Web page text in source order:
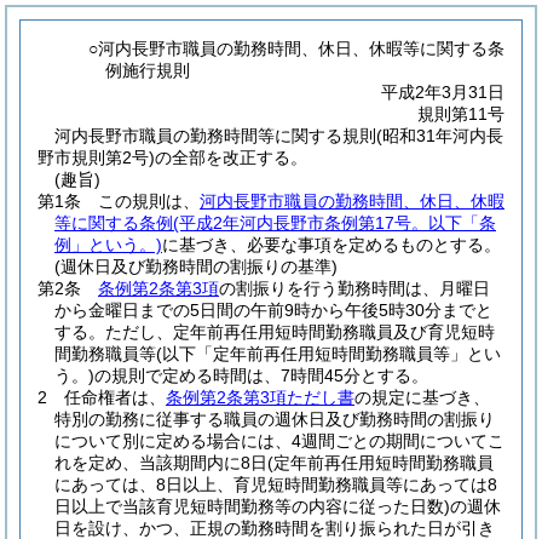
○河内長野市職員の勤務時間、休日、休暇等に関する条
例施行規則
平成2年3月31日
規則第11号
河内長野市職員の勤務時間等に関する規則(昭和31年河内長
野市規則第2号)の全部を改正する。
(趣旨)
第1条
この規則は、 河内長野市職員の勤務時間、休日、休暇
等に関する条例(平成2年河内長野市条例第17号。以下「条
例」という。)に基づき、必要な事項を定めるものとする。
(週休日及び勤務時間の割振りの基準)
第2条
条例第2条第3項の割振りを行う勤務時間は、月曜日
から金曜日までの5日間の午前9時から午後5時30分までと
する。 ただし、定年前再任用短時間勤務職員及び育児短時
間勤務職員等(以下「定年前再任用短時間勤務職員等」とい
う。)の規則で定める時間は、7時間45分とする。
2
任命権者は、 条例第2条第3項ただし書の規定に基づき、
特別の勤務に従事する職員の週休日及び勤務時間の割振り
について別に定める場合には、4週間ごとの期間についてこ
れを定め、当該期間内に8日(定年前再任用短時間勤務職員
にあっては、8日以上、育児短時間勤務職員等にあっては8
日以上で当該育児短時間勤務等の内容に従った日数)の週休
日を設け、かつ、正規の勤務時間を割り振られた日が引き